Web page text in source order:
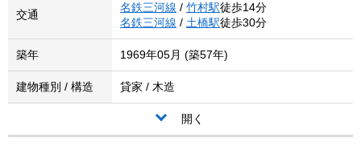
交通
名鉄三河線 / 竹村駅徒歩14分
名鉄三河線 / 土橋駅徒歩30分
築年 1969年05月 (築57年)
建物種別 / 構造 貸家 / 木造
開く